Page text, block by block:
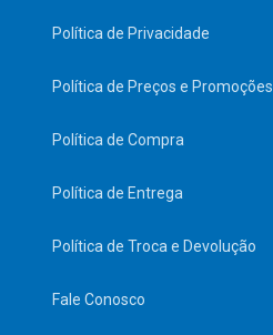
Política de Privacidade
Política de Preços e Promoções
Política de Compra
Política de Entrega
Política de Troca e Devolução
Fale Conosco